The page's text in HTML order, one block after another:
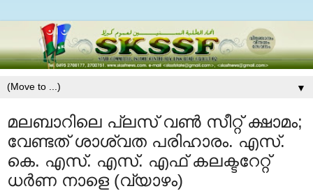
▼
മലബാറിലെ പ്ലസ് വണ്‍ സീറ്റ് ക്ഷാമം;
വേണ്ടത് ശാശ്വത പരിഹാരം. എസ്.
കെ. എസ്. എസ്. എഫ് കലക്ടറേറ്റ്
ധര്‍ണ നാളെ (വ്യാഴം)